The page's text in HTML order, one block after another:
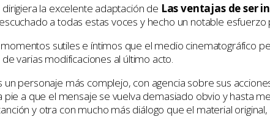
la excelente adaptación de Las ventajas de ser
a todas estas voces y hecho un notable
sutiles e íntimos que el medio cinematográfico
varias modificaciones al último acto.
un personaje más complejo, con agencia sobre sus
pie a que el mensaje se vuelva demasiado obvio y hasta
y otra con mucho más diálogo que el material